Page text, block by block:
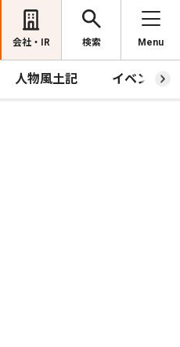
会社・IR 検索 Menu
人物風土記 イベント